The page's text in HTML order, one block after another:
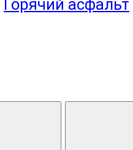
Горячий асфальт